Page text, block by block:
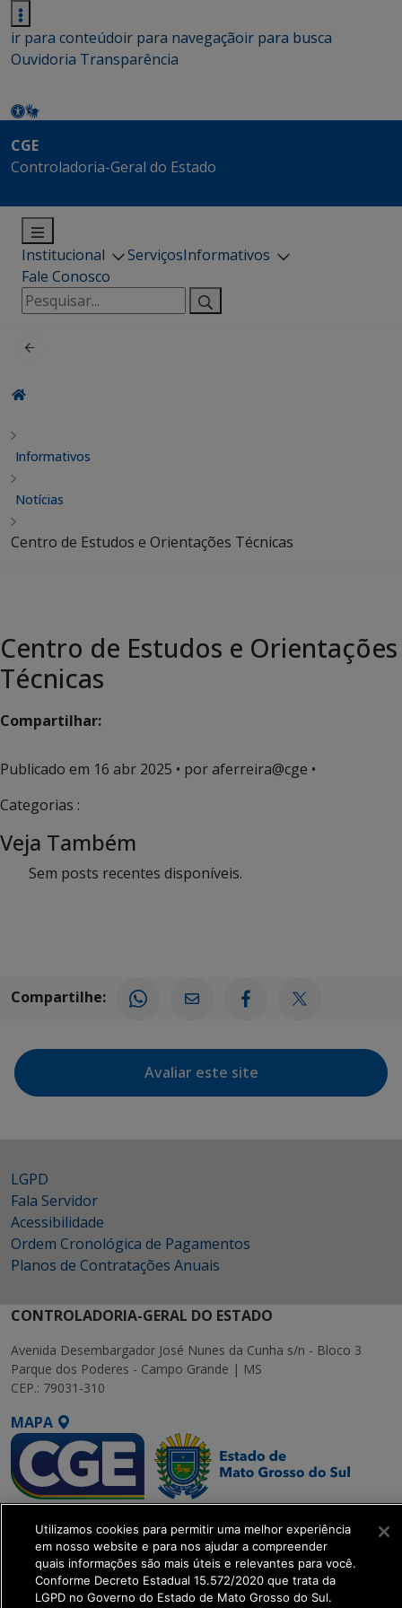
ir para conteúdoir para navegaçãoir para busca
Ouvidoria Transparência
CGE
Controladoria-Geral do Estado
Institucional ServiçosInformativos
Fale Conosco
Pesquisar
por:
Informativos
Notícias
Centro de Estudos e Orientações Técnicas
Centro de Estudos e Orientações
Técnicas
Compartilhar:
Publicado em 16 abr 2025 • por aferreira@cge •
Categorias :
Veja Também
Sem posts recentes disponíveis.
Compartilhe:
Avaliar este site
LGPD
Fala Servidor
Acessibilidade
Ordem Cronológica de Pagamentos
Planos de Contratações Anuais
CONTROLADORIA-GERAL DO ESTADO
Avenida Desembargador José Nunes da Cunha s/n - Bloco 3
Parque dos Poderes - Campo Grande | MS
CEP.: 79031-310
MAPA
SETDIG | Secretaria-
Executiva de
Transformação Digital
Utilizamos cookies para permitir uma melhor experiência
em nosso website e para nos ajudar a compreender
quais informações são mais úteis e relevantes para você.
Conforme Decreto Estadual 15.572/2020 que trata da
LGPD no Governo do Estado de Mato Grosso do Sul.